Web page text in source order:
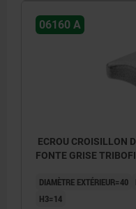
06160 A
ECROU CROISILLON
FONTE GRISE
DIAMÈTRE EXTÉRIEUR=40
H3=14